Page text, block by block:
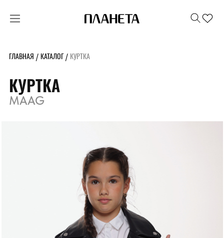
ГЛАВНАЯ / КАТАЛОГ/ КУРТКА
КУРТКА
MAAG